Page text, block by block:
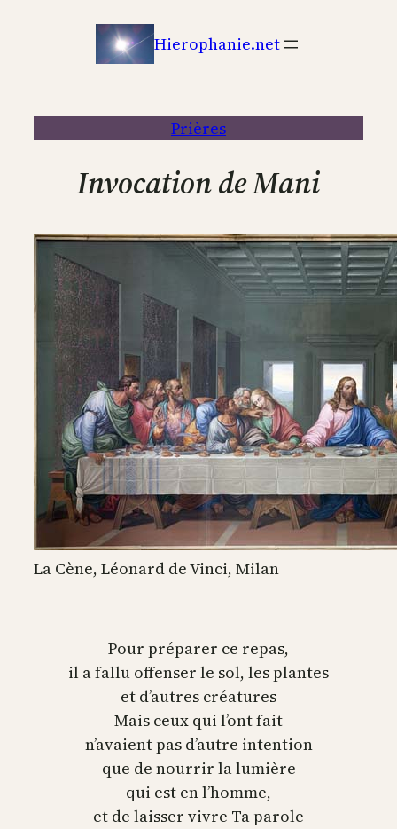
Hierophanie.net
Prières
Invocation de Mani
La Cène, Léonard de Vinci, Milan
Pour préparer ce repas,
il a fallu offenser le sol, les plantes
et d’autres créatures
Mais ceux qui l’ont fait
n’avaient pas d’autre intention
que de nourrir la lumière
qui est en l’homme,
et de laisser vivre Ta parole